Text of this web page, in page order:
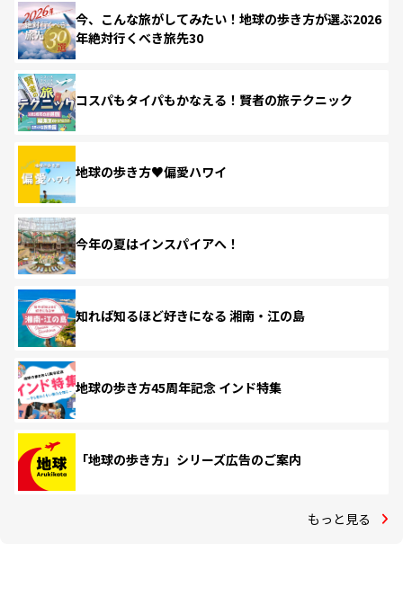
今、こんな旅がしてみたい！地球の歩き方が選ぶ2026
年絶対行くべき旅先30
コスパもタイパもかなえる！賢者の旅テクニック
地球の歩き方♥偏愛ハワイ
今年の夏はインスパイアへ！
知れば知るほど好きになる 湘南・江の島
地球の歩き方45周年記念 インド特集
「地球の歩き方」シリーズ広告のご案内
もっと見る